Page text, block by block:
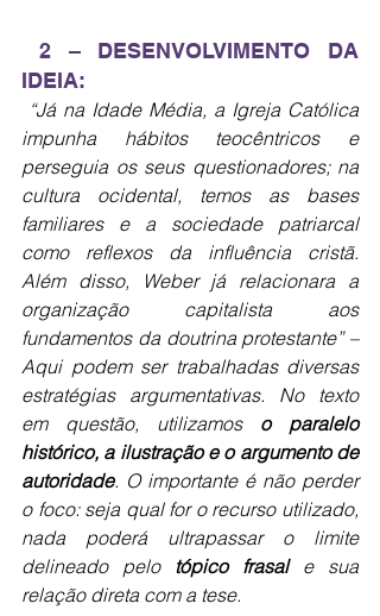
2 – DESENVOLVIMENTO DA
IDEIA:
“Já na Idade Média, a Igreja Católica
impunha hábitos teocêntricos e
perseguia os seus questionadores; na
cultura ocidental, temos as bases
familiares e a sociedade patriarcal
como reflexos da influência cristã.
Além disso, Weber já relacionara a
organização capitalista aos
fundamentos da doutrina protestante” –
Aqui podem ser trabalhadas diversas
estratégias argumentativas. No texto
em questão, utilizamos o paralelo
histórico, a ilustração e o argumento de
autoridade. O importante é não perder
o foco: seja qual for o recurso utilizado,
nada poderá ultrapassar o limite
delineado pelo tópico frasal e sua
relação direta com a tese.